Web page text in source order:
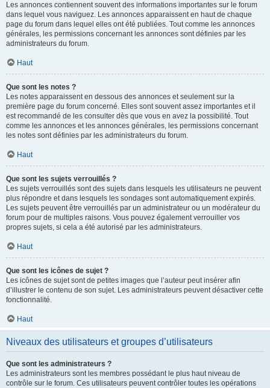
Les annonces contiennent souvent des informations importantes sur le forum
dans lequel vous naviguez. Les annonces apparaissent en haut de chaque
page du forum dans lequel elles ont été publiées. Tout comme les annonces
générales, les permissions concernant les annonces sont définies par les
administrateurs du forum.
Haut
Que sont les notes ?
Les notes apparaissent en dessous des annonces et seulement sur la
première page du forum concerné. Elles sont souvent assez importantes et il
est recommandé de les consulter dès que vous en avez la possibilité. Tout
comme les annonces et les annonces générales, les permissions concernant
les notes sont définies par les administrateurs du forum.
Haut
Que sont les sujets verrouillés ?
Les sujets verrouillés sont des sujets dans lesquels les utilisateurs ne peuvent
plus répondre et dans lesquels les sondages sont automatiquement expirés.
Les sujets peuvent être verrouillés par un administrateur ou un modérateur du
forum pour de multiples raisons. Vous pouvez également verrouiller vos
propres sujets, si cela a été autorisé par les administrateurs.
Haut
Que sont les icônes de sujet ?
Les icônes de sujet sont de petites images que l’auteur peut insérer afin
d’illustrer le contenu de son sujet. Les administrateurs peuvent désactiver cette
fonctionnalité.
Haut
Niveaux des utilisateurs et groupes d’utilisateurs
Que sont les administrateurs ?
Les administrateurs sont les membres possédant le plus haut niveau de
contrôle sur le forum. Ces utilisateurs peuvent contrôler toutes les opérations